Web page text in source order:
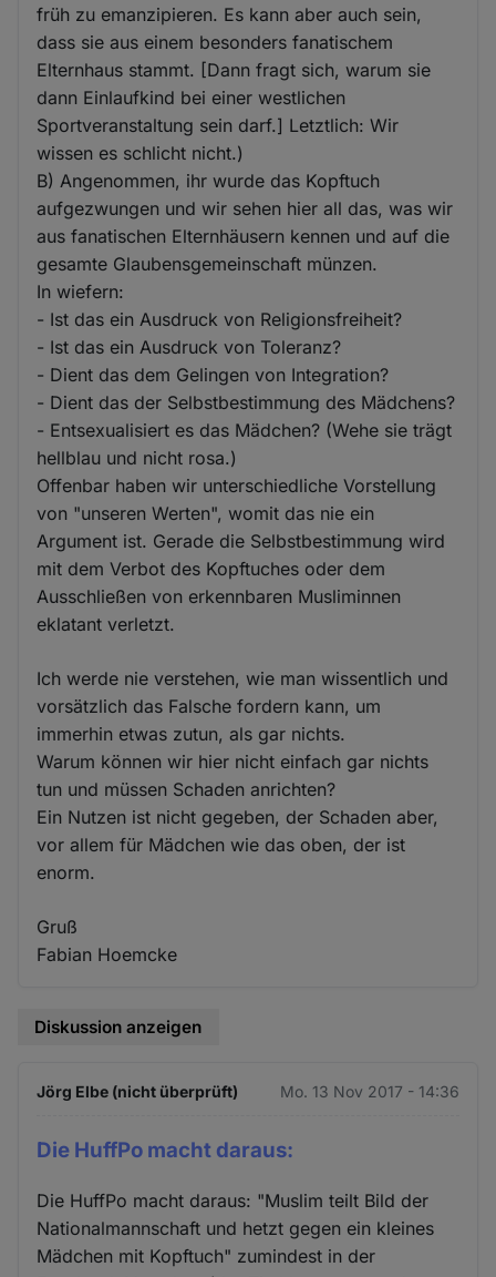
früh zu emanzipieren. Es kann aber auch sein,
dass sie aus einem besonders fanatischem
Elternhaus stammt. [Dann fragt sich, warum sie
dann Einlaufkind bei einer westlichen
Sportveranstaltung sein darf.] Letztlich: Wir
wissen es schlicht nicht.)
B) Angenommen, ihr wurde das Kopftuch
aufgezwungen und wir sehen hier all das, was wir
aus fanatischen Elternhäusern kennen und auf die
gesamte Glaubensgemeinschaft münzen.
In wiefern:
- Ist das ein Ausdruck von Religionsfreiheit?
- Ist das ein Ausdruck von Toleranz?
- Dient das dem Gelingen von Integration?
- Dient das der Selbstbestimmung des Mädchens?
- Entsexualisiert es das Mädchen? (Wehe sie trägt
hellblau und nicht rosa.)
Offenbar haben wir unterschiedliche Vorstellung
von "unseren Werten", womit das nie ein
Argument ist. Gerade die Selbstbestimmung wird
mit dem Verbot des Kopftuches oder dem
Ausschließen von erkennbaren Musliminnen
eklatant verletzt.
Ich werde nie verstehen, wie man wissentlich und
vorsätzlich das Falsche fordern kann, um
immerhin etwas zutun, als gar nichts.
Warum können wir hier nicht einfach gar nichts
tun und müssen Schaden anrichten?
Ein Nutzen ist nicht gegeben, der Schaden aber,
vor allem für Mädchen wie das oben, der ist
enorm.
Gruß
Fabian Hoemcke
Diskussion anzeigen
Jörg Elbe (nicht überprüft) Mo. 13 Nov 2017 - 14:36
Die HuffPo macht daraus:
Die HuffPo macht daraus: "Muslim teilt Bild der
Nationalmannschaft und hetzt gegen ein kleines
Mädchen mit Kopftuch" zumindest in der